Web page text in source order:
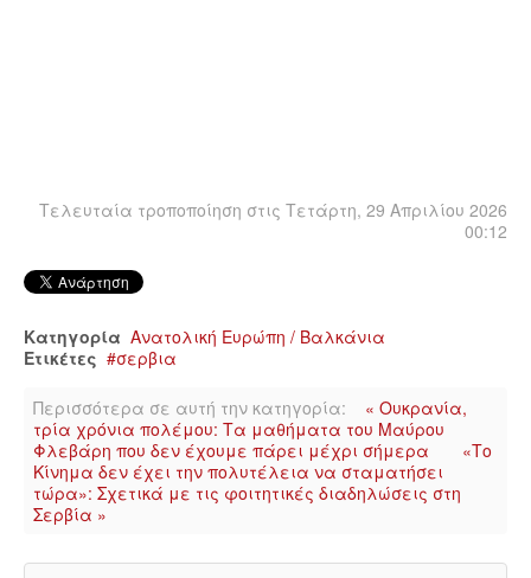
Τελευταία τροποποίηση στις Τετάρτη, 29 Απριλίου 2026
00:12
Κατηγορία Ανατολική Ευρώπη / Βαλκάνια
Ετικέτες
σερβια
Περισσότερα σε αυτή την κατηγορία:
« Ουκρανία,
τρία χρόνια πολέμου: Τα μαθήματα του Μαύρου
Φλεβάρη που δεν έχουμε πάρει μέχρι σήμερα
«Το
Κίνημα δεν έχει την πολυτέλεια να σταματήσει
τώρα»: Σχετικά με τις φοιτητικές διαδηλώσεις στη
Σερβία »